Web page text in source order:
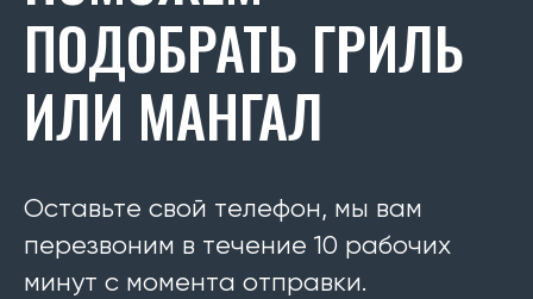
ПОДОБРАТЬ ГРИЛЬ
ИЛИ МАНГАЛ
Оставьте свой телефон, мы вам
перезвоним в течение 10 рабочих
минут с момента отправки.